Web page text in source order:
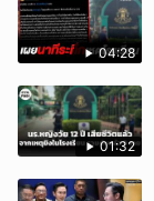
04:28
01:32